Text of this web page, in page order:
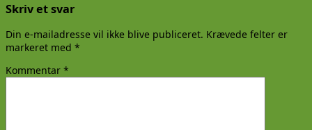
Skriv et svar
Din e-mailadresse vil ikke blive publiceret. Krævede felter er
markeret med *
Kommentar *